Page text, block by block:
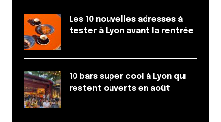
Les 10 nouvelles adresses à
tester à Lyon avant la rentrée
10 bars super cool à Lyon qui
restent ouverts en août